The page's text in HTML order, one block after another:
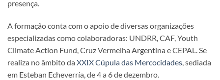
presença.
A formação conta com o apoio de diversas organizações
especializadas como colaboradoras: UNDRR, CAF, Youth
Climate Action Fund, Cruz Vermelha Argentina e CEPAL. Se
realiza no âmbito da XXIX Cúpula das Mercocidades, sediada
em Esteban Echeverría, de 4 a 6 de dezembro.